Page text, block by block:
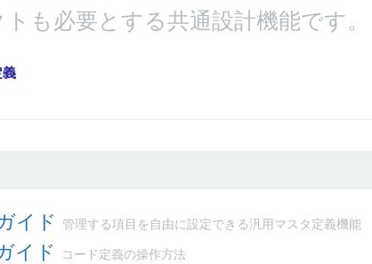
も必要とする共通設計機能です。
義
イド 管理する項目を自由に設定できる汎用マスタ定義機能
イド コード定義の操作方法